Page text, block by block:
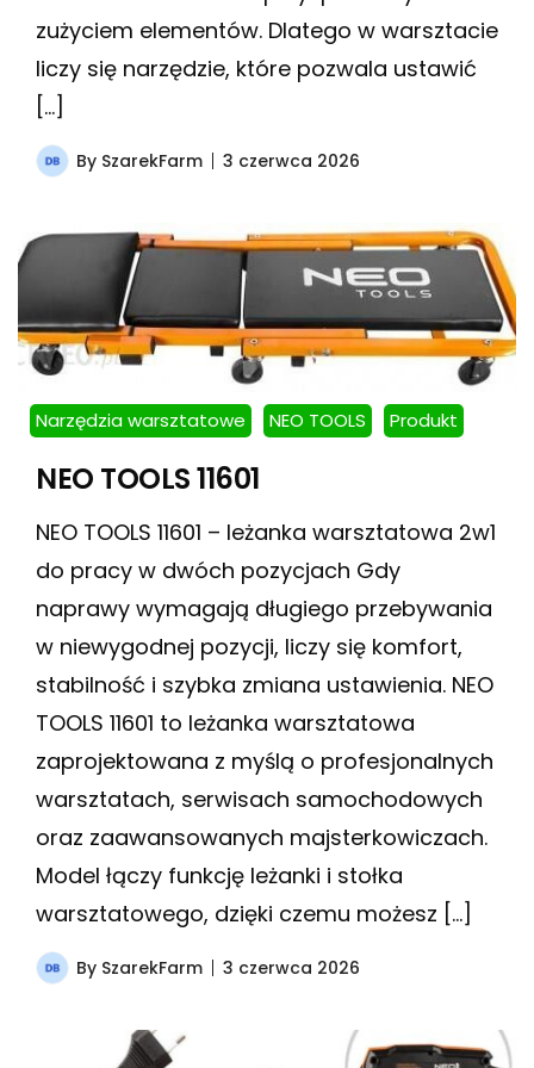
zużyciem elementów. Dlatego w warsztacie
liczy się narzędzie, które pozwala ustawić
[…]
By SzarekFarm 3 czerwca 2026
Narzędzia warsztatowe NEO TOOLS Produkt
NEO TOOLS 11601
NEO TOOLS 11601 – leżanka warsztatowa 2w1
do pracy w dwóch pozycjach Gdy
naprawy wymagają długiego przebywania
w niewygodnej pozycji, liczy się komfort,
stabilność i szybka zmiana ustawienia. NEO
TOOLS 11601 to leżanka warsztatowa
zaprojektowana z myślą o profesjonalnych
warsztatach, serwisach samochodowych
oraz zaawansowanych majsterkowiczach.
Model łączy funkcję leżanki i stołka
warsztatowego, dzięki czemu możesz […]
By SzarekFarm 3 czerwca 2026